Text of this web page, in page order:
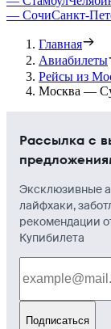
— СочиСанкт-
Главная
Авиабилеты
Рейсы из
Москва —
Рассылка с
Эксклюзивные
лайфхаки,
рекомендации
Купибилета
Подписаться